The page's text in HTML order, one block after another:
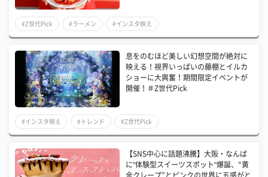
#Z世代Pick #ラーメン #インスタ映え
息をのむほど美しい幻想空間が絶対に
映える！視界いっぱいの藤棚とイルカ
ショーに大興奮！期間限定イベントが
開催！＃Z世代Pick
#インスタ映え #トレンド #Z世代Pick
【SNS中心に話題沸騰】大阪・なんば
に"体験型スイーツスポット"爆誕、“黄
金クレープ”とピンクの世界に五感がと